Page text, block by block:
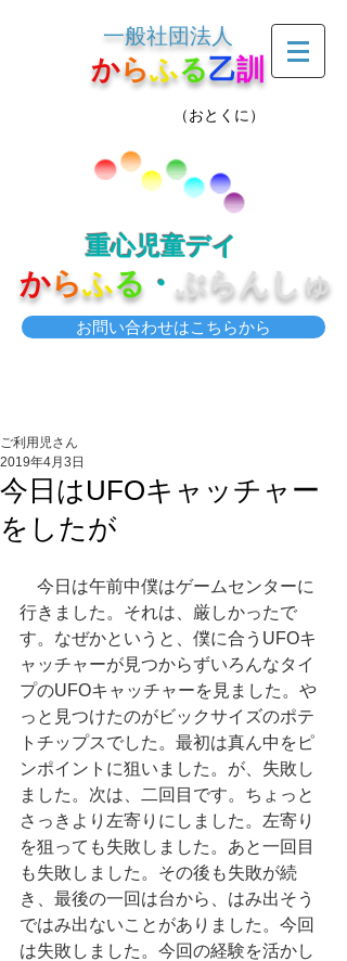
一般社団法人
からふる乙訓
（おとくに）
重心児童デイ
からふる ・ ぶらんしゅ
お問い合わせはこちらから
今日はUFOキャッチャー
をしたが
ご利用児さん
2019年4月3日
今日は午前中僕はゲームセンターに
行きました。それは、厳しかったで
す。なぜかというと、僕に合うUFOキ
ャッチャーが見つからずいろんなタイ
プのUFOキャッチャーを見ました。や
っと見つけたのがビックサイズのポテ
トチップスでした。最初は真ん中をピ
ンポイントに狙いました。が、失敗し
ました。次は、二回目です。ちょっと
さっきより左寄りにしました。左寄り
を狙っても失敗しました。あと一回目
も失敗しました。その後も失敗が続
き、最後の一回は台から、はみ出そう
ではみ出ないことがありました。今回
は失敗しました。今回の経験を活かし